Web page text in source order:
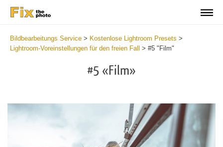
Bildbearbeitungs Service > Kostenlose Lightroom Presets >
Lightroom-Voreinstellungen für den freien Fall > #5 "Film"
#5 «Film»